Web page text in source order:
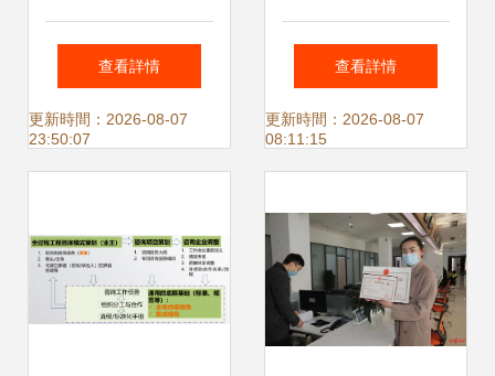
視覺融合 慈善活動
與商業(yè)服務業
要點解析
查看詳情
更新時間：2026-08-07
23:50:07
籌方案與資金細則
咨詢策劃服務解析
查看詳情
更新時間：2026-08-07
08:11:15